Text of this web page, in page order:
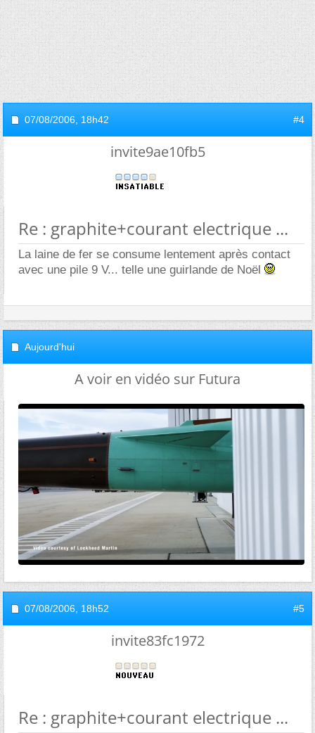
07/08/2006, 18h42 #4
invite9ae10fb5
Re : graphite+courant electrique ...
La laine de fer se consume lentement après contact
avec une pile 9 V... telle une guirlande de Noël
Aujourd'hui
A voir en vidéo sur Futura
07/08/2006, 18h52 #5
invite83fc1972
Re : graphite+courant electrique ...